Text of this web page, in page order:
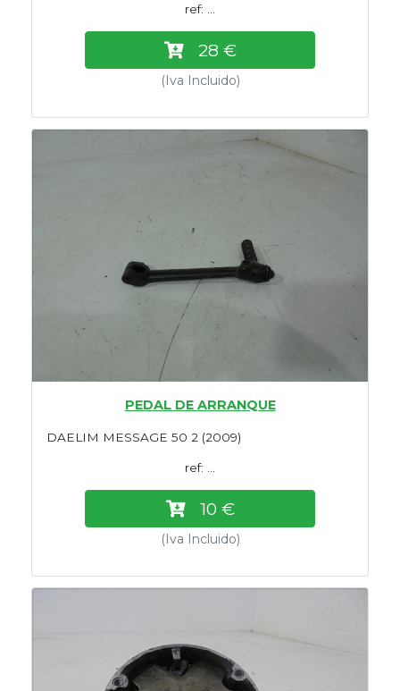
ref: ...
28 €
(Iva Incluido)
PEDAL DE ARRANQUE
DAELIM MESSAGE 50 2 (2009)
ref: ...
10 €
(Iva Incluido)